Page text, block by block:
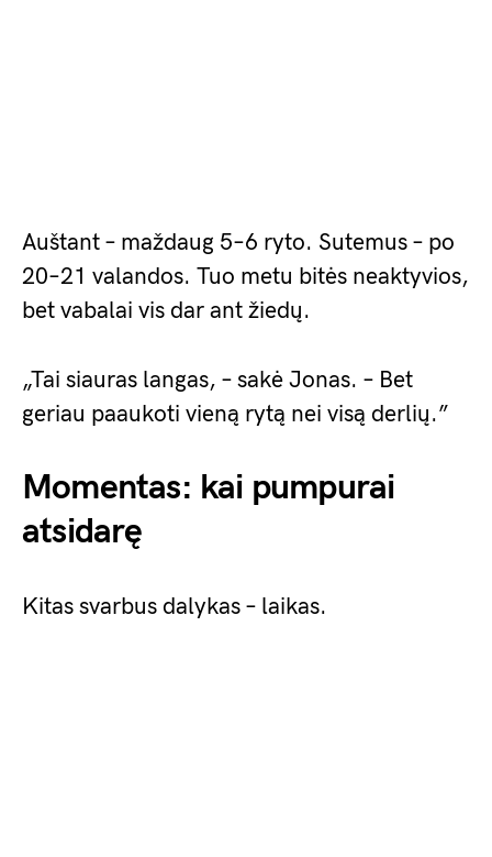
Auštant – maždaug 5–6 ryto. Sutemus – po
20–21 valandos. Tuo metu bitės neaktyvios,
bet vabalai vis dar ant žiedų.
„Tai siauras langas, – sakė Jonas. – Bet
geriau paaukoti vieną rytą nei visą derlių.”
Momentas: kai pumpurai
atsidarę
Kitas svarbus dalykas – laikas.